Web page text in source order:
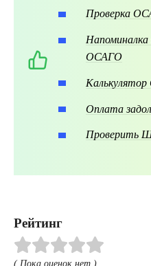
Проверка
ОСАГО
Оплата
Проверить
Рейтинг
( Пока оценок нет )